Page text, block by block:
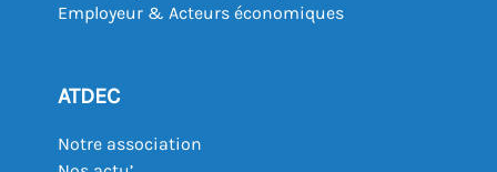
Employeur & Acteurs économiques
ATDEC
Notre association